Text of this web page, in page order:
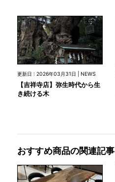
更新日 : 2026年03月31日 | NEWS
【吉祥寺店】弥生時代から生
き続ける木
おすすめ商品の関連記事